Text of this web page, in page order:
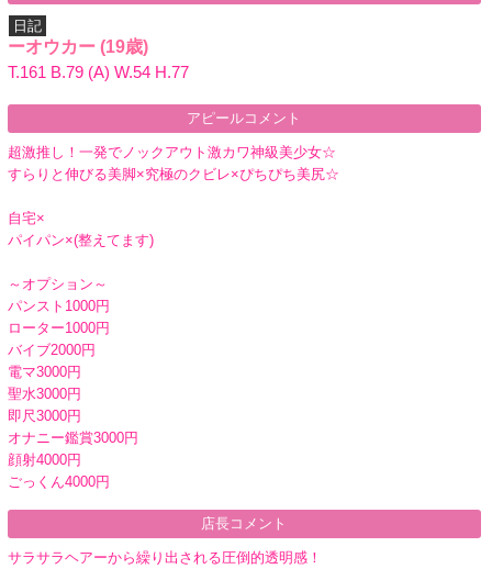
日記
ーオウカー (19歳)
T.161 B.79 (A) W.54 H.77
アピールコメント
超激推し！一発でノックアウト激カワ神級美少女☆
すらりと伸びる美脚×究極のクビレ×ぴちぴち美尻☆
自宅×
パイパン×(整えてます)
～オプション～
パンスト1000円
ローター1000円
バイブ2000円
電マ3000円
聖水3000円
即尺3000円
オナニー鑑賞3000円
顔射4000円
ごっくん4000円
店長コメント
サラサラヘアーから繰り出される圧倒的透明感！